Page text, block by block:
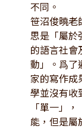
不同。
笹沼俊曉老
思是「屬於
的語言社會
動」。爲了
家的寫作成
學並沒有收
「單一」
能，但是屬